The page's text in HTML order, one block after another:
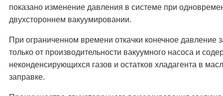
показано изменение давления в системе при
двухстороннем вакуумировании.
При ограниченном времени откачки конечное давление
только от производительности вакуумного насоса и
неконденсирующихся газов и остатков хладагента в
заправке.